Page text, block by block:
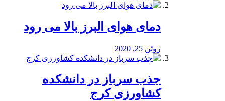
دمای هوای البرز بالا می رود
ژوئن 25, 2020
جذب سرباز در دانشکده
کشاورزی کرج